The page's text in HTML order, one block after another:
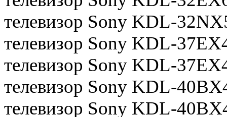
телевизор Sony KDL-
телевизор Sony KDL-
телевизор Sony KDL-
телевизор Sony KDL-
телевизор Sony KDL-